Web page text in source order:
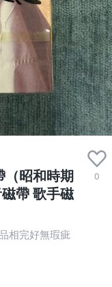
（昭和時期
帶 歌手磁
0
相完好無瑕疵